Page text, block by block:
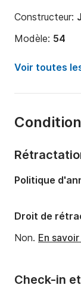
Constructeur:
Modèle: 54
Année:
Nombre de
Nombre de
Tirant d'eau:
Puissance
Voir toutes
Check-in
Politique
Droit de
Non. En